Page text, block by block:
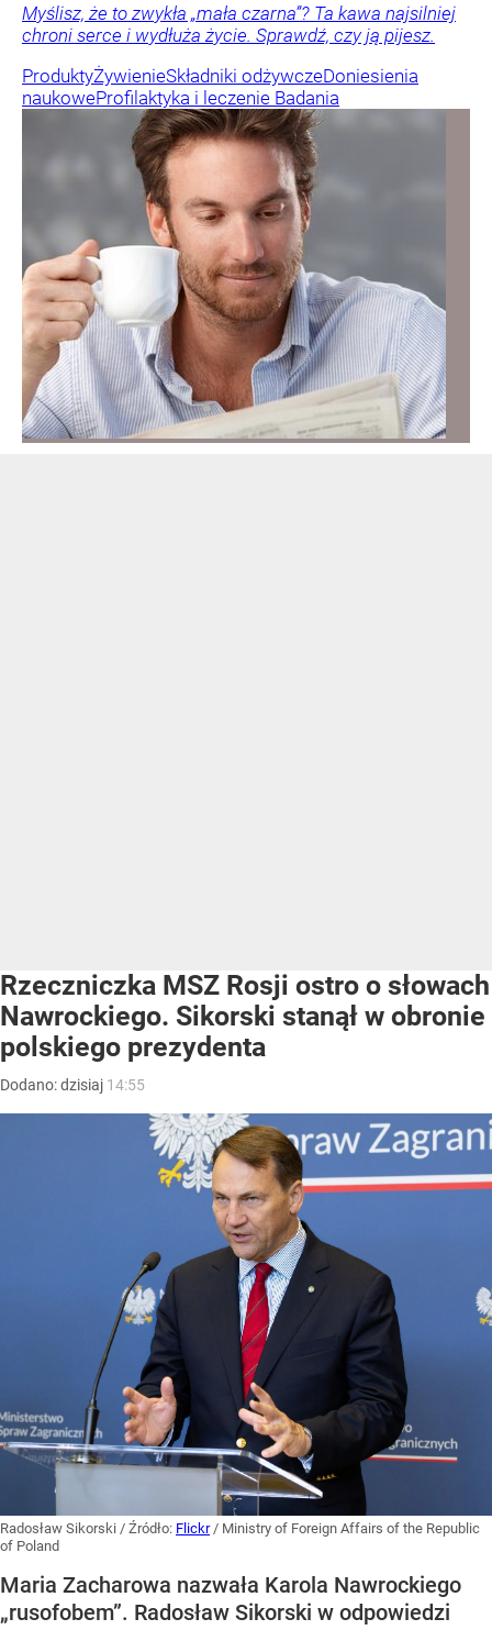
Myślisz, że to zwykła „mała czarna”? Ta kawa najsilniej
chroni serce i wydłuża życie. Sprawdź, czy ją pijesz.
ProduktyŻywienieSkładniki odżywczeDoniesienia
naukoweProfilaktyka i leczenie Badania
Rzeczniczka MSZ Rosji ostro o słowach
Nawrockiego. Sikorski stanął w obronie
polskiego prezydenta
Dodano:dzisiaj 14:55
Radosław Sikorski / Źródło: Flickr / Ministry of Foreign Affairs of the Republic
of Poland
Maria Zacharowa nazwała Karola Nawrockiego
„rusofobem”. Radosław Sikorski w odpowiedzi